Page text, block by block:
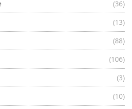
(36)
(13)
(88)
(106)
(3)
(10)